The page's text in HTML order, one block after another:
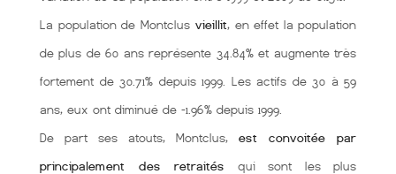
La population de Montclusvieillit, en effet la population
de plus de 60 ans représente 34.84% et augmente très
fortement de 30.71% depuis 1999. Les actifs de 30 à 59
ans, eux ont diminué de -1.96% depuis 1999.
De part ses atouts, Montclus, est convoitée par
principalement des retraités qui sont les plus